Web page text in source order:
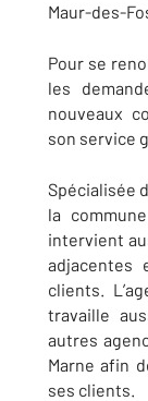
Maur-des-
Pour se
les
nouveaux
son service
Spécialisée
la
intervient
adjacentes
clients.
travaille
autres
Marne afin
ses clients.